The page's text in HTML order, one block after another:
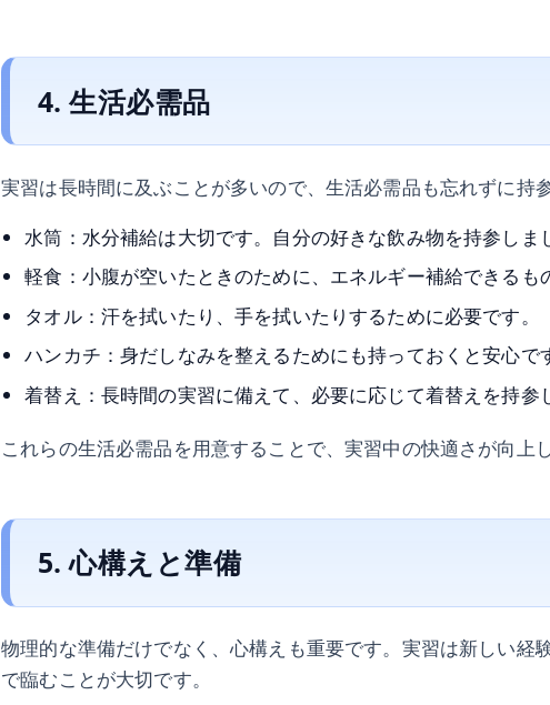
4. 生活必需品
実習は長時間に及ぶことが多いので、生活必需品も忘れずに持
水筒：水分補給は大切です。自分の好きな飲み物を持参しま
軽食：小腹が空いたときのために、エネルギー補給できるも
タオル：汗を拭いたり、手を拭いたりするために必要です。
ハンカチ：身だしなみを整えるためにも持っておくと安心で
着替え：長時間の実習に備えて、必要に応じて着替えを持参
これらの生活必需品を用意することで、実習中の快適さが向上し
5. 心構えと準備
物理的な準備だけでなく、心構えも重要です。実習は新しい経
で臨むことが大切です。